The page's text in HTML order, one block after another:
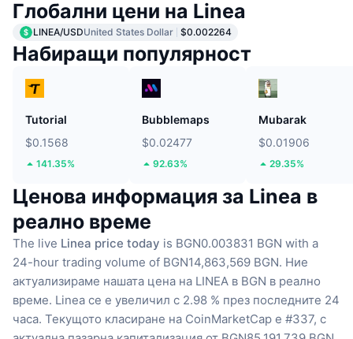
Глобални цени на Linea
LINEA/USDUnited States Dollar $0.002264
Набиращи популярност
Tutorial
$0.1568
141.35%
Bubblemaps
$0.02477
92.63%
Mubarak
$0.01906
29.35%
Ценова информация за Linea в
реално време
The live Linea price today is BGN0.003831 BGN with a
24-hour trading volume of BGN14,863,569 BGN. Ние
актуализираме нашата цена на LINEA в BGN в реално
време. Linea се е увеличил с 2.98 % през последните 24
часа. Текущото класиране на CoinMarketCap е #337, с